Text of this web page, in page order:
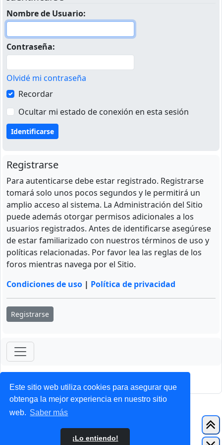
Este sitio web utiliza cookies para asegurar que
obtenga la mejor experiencia en nuestro sitio
web. Saber más
¡Lo entiendo!
Nombre de Usuario:
Contraseña:
Olvidé mi contraseña
Recordar
Ocultar mi estado de conexión en esta sesión
Registrarse
Para autenticarse debe estar registrado. Registrarse
tomará solo unos pocos segundos y le permitirá un
amplio acceso al sistema. La Administración del Sitio
puede además otorgar permisos adicionales a los
usuarios registrados. Antes de identificarse asegúrese
de estar familiarizado con nuestros términos de uso y
políticas relacionadas. Por favor lea las reglas de los
foros mientras navega por el Sitio.
Condiciones de uso | Política de privacidad
Registrarse
ForoClub 2025
Privacidad| Condiciones